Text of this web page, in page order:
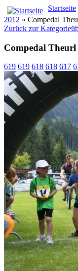
Startseite
2012 » Compedal
Zurück zur
Compedal
619 619 618 618 617